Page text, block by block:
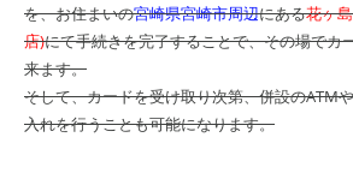
を、お住まいの宮崎県宮崎市周辺にある花ヶ
店)にて手続きを完了することで、その場でカ
来ます。
そして、カードを受け取り次第、併設のATM
入れを行うことも可能になります。